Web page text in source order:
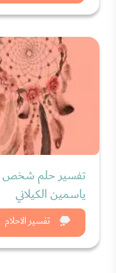
تفسير الاحلام
تفسير حلم شخص
ياسمين الكيلاني
شاهد الان